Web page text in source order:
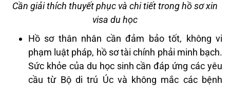
Cần giải thích thuyết phục và chi tiết trong hồ sơ xin
visa du học
Hồ sơ thân nhân cần đảm bảo tốt, không vi
phạm luật pháp, hồ sơ tài chính phải minh bạch.
Sức khỏe của du học sinh cần đáp ứng các yêu
cầu từ Bộ di trú Úc và không mắc các bệnh